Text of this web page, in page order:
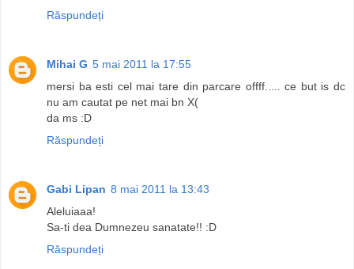
Răspundeți
Mihai G 5 mai 2011 la 17:55
mersi ba esti cel mai tare din parcare offff..... ce but is dc
nu am cautat pe net mai bn X(
da ms :D
Răspundeți
Gabi Lipan 8 mai 2011 la 13:43
Aleluiaaa!
Sa-ti dea Dumnezeu sanatate!! :D
Răspundeți